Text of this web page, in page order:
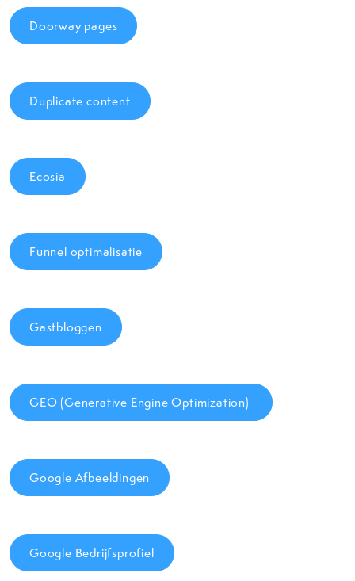
Doorway pages
Duplicate content
Ecosia
Funnel optimalisatie
Gastbloggen
GEO (Generative Engine Optimization)
Google Afbeeldingen
Google Bedrijfsprofiel